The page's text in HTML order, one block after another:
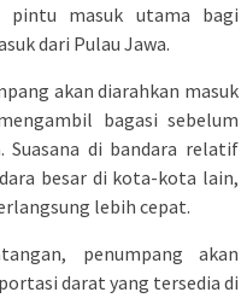
pintu masuk utama bagi
dari Pulau Jawa.
akan diarahkan masuk
bagasi sebelum
Suasana di bandara relatif
besar di kota-kota lain,
lebih cepat.
penumpang akan
darat yang tersedia di